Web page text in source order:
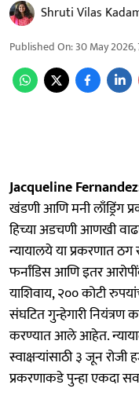
Shruti Vilas
Published On:30 May 2026,
Jacqueline
खंडणी आणि मनी लाँड्रिंग
हिच्या अडचणी आणखी
न्यायालये या प्रकरणात
फर्नांडिस आणि इतर
याशिवाय, २०० कोटी
संघटित गुन्हेगारी नियंत्रण
करण्यात आले आहेत.
स्वाक्षऱ्यांसाठी ३ जून
प्रकरणाकडे पुन्हा एकदा